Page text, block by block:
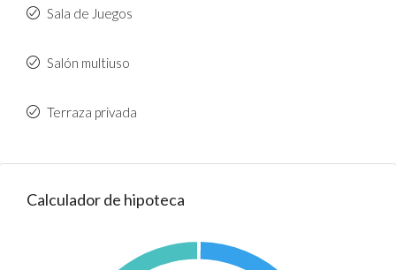
Sala de Juegos
Salón multiuso
Terraza privada
Calculador de hipoteca